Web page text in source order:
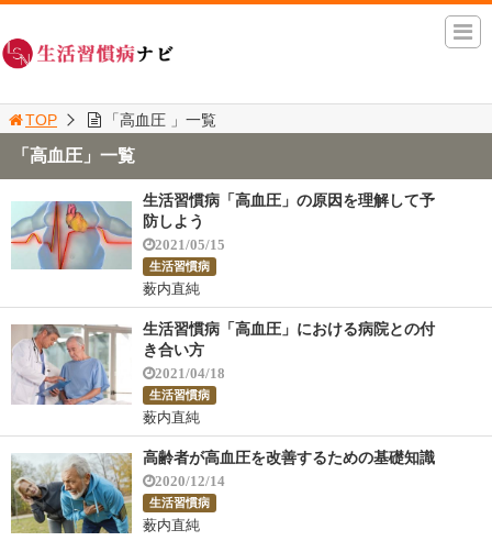
TOP 「高血圧 」一覧
「高血圧」一覧
生活習慣病「高血圧」の原因を理解して予
防しよう
2021/05/15
生活習慣病
薮内直純
生活習慣病「高血圧」における病院との付
き合い方
2021/04/18
生活習慣病
薮内直純
高齢者が高血圧を改善するための基礎知識
2020/12/14
生活習慣病
薮内直純